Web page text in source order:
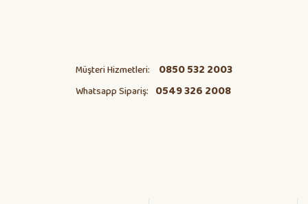
Müşteri Hizmetleri: 0850 532 2003
Whatsapp Sipariş: 0549 326 2008